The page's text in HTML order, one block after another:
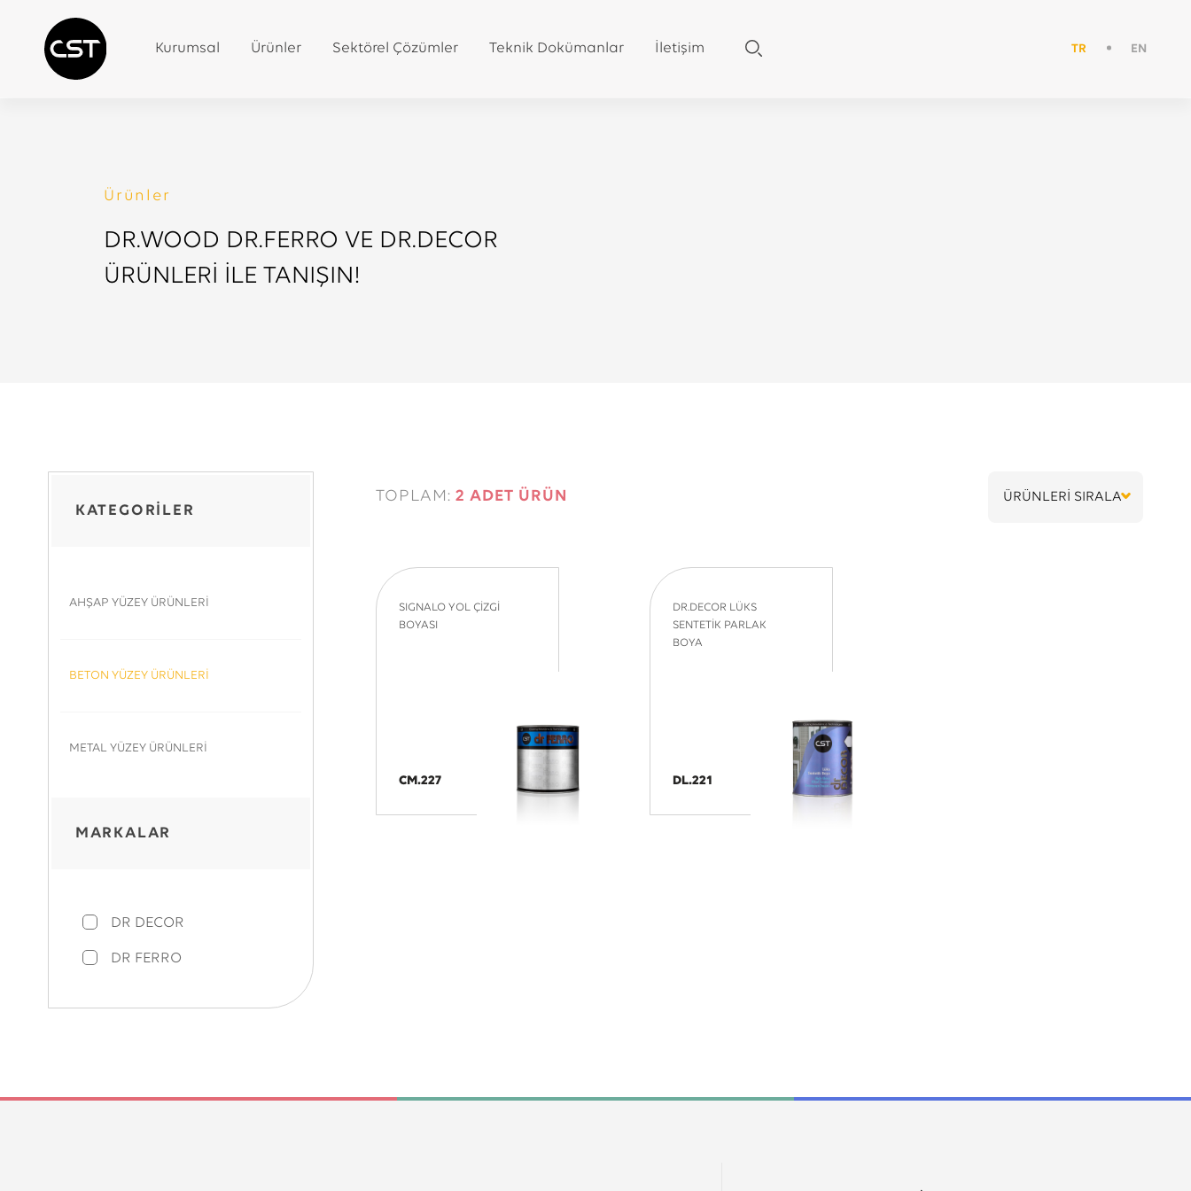
Kurumsal Ürünler Sektörel Çözümler Teknik Dokümanlar İletişim TR EN
Ürünler
DR.WOOD DR.FERRO VE DR.DECOR
ÜRÜNLERİ İLE TANIŞIN!
KATEGORİLER
AHŞAP YÜZEY ÜRÜNLERİ
BETON YÜZEY ÜRÜNLERİ
METAL YÜZEY ÜRÜNLERİ
MARKALAR
DR DECOR
DR FERRO
TOPLAM:2 ADET ÜRÜN ÜRÜNLERİ SIRALA
SIGNALO YOL ÇİZGİ
BOYASI
CM.227
Git
DR.DECOR LÜKS
SENTETİK PARLAK
BOYA
DL.221
Git